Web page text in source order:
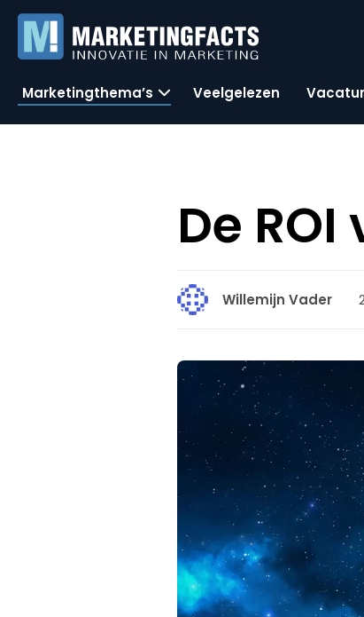
Marketingthema’s Veelgelezen
De
Willemijn Vader